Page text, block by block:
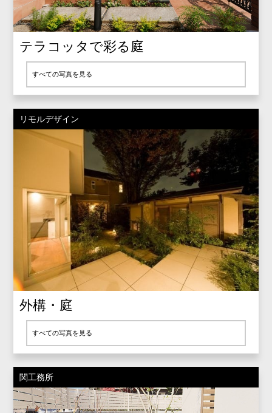
テラコッタで彩る庭
すべての写真を見る
リモルデザイン
外構・庭
すべての写真を見る
関工務所